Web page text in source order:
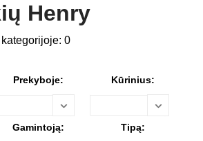
Henry
0
Prekyboje: Kūrinius:
Gamintoją: Tipą: